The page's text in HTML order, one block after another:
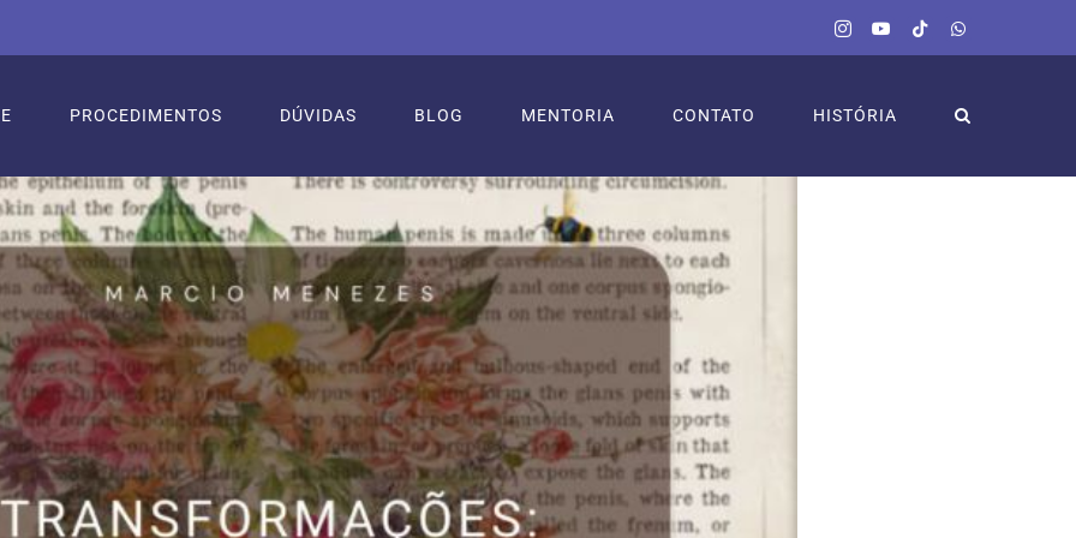
InstagramYouTubeTiktokWhatsApp
PROCEDIMENTOS DÚVIDAS BLOG MENTORIA CONTATO HISTÓRIA